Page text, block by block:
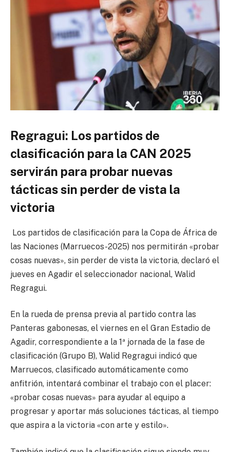
Regragui: Los partidos de
clasificación para la CAN 2025
servirán para probar nuevas
tácticas sin perder de vista la
victoria
Los partidos de clasificación para la Copa de África de
las Naciones (Marruecos-2025) nos permitirán «probar
cosas nuevas», sin perder de vista la victoria, declaró el
jueves en Agadir el seleccionador nacional, Walid
Regragui.
En la rueda de prensa previa al partido contra las
Panteras gabonesas, el viernes en el Gran Estadio de
Agadir, correspondiente a la 1ª jornada de la fase de
clasificación (Grupo B), Walid Regragui indicó que
Marruecos, clasificado automáticamente como
anfitrión, intentará combinar el trabajo con el placer:
«probar cosas nuevas» para ayudar al equipo a
progresar y aportar más soluciones tácticas, al tiempo
que aspira a la victoria «con arte y estilo».